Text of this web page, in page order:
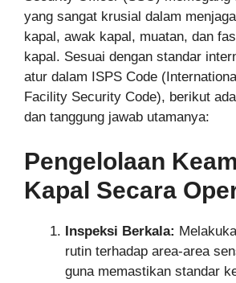
yang sangat krusial dalam
kapal, awak kapal, muatan, dan
kapal. Sesuai dengan standar
atur dalam ISPS Code
Facility Security Code), berikut
dan tanggung jawab utamanya:
Pengelolaan
Kapal Secara
Inspeksi Berkala:
rutin terhadap area-area
guna memastikan standar